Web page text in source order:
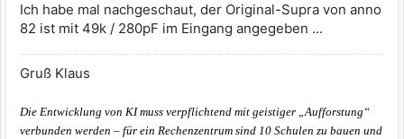
Ich habe mal nachgeschaut, der Original-Supra von anno
82 ist mit 49k / 280pF im Eingang angegeben ...
Gruß Klaus
Die Entwicklung von KI muss verpflichtend mit geistiger „Aufforstung“
verbunden werden – für ein Rechenzentrum sind 10 Schulen zu bauen und